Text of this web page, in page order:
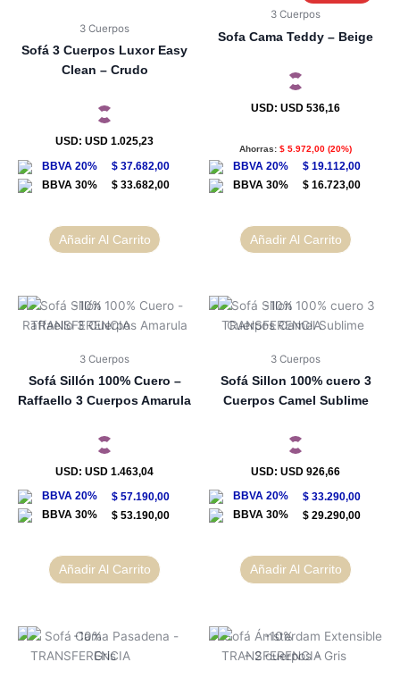
3 Cuerpos
Sofá 3 Cuerpos Luxor Easy
Clean – Crudo
USD: USD 1.025,23
$ 37.682,00
$ 33.682,00
Añadir Al Carrito
3 Cuerpos
Sofa Cama Teddy – Beige
USD: USD 536,16
Ahorras: $ 5.972,00 (20%)
$ 19.112,00
$ 16.723,00
Añadir Al Carrito
3 Cuerpos
Sofá Sillón 100% Cuero –
Raffaello 3 Cuerpos Amarula
USD: USD 1.463,04
$ 57.190,00
$ 53.190,00
Añadir Al Carrito
3 Cuerpos
Sofá Sillon 100% cuero 3
Cuerpos Camel Sublime
USD: USD 926,66
$ 33.290,00
$ 29.290,00
Añadir Al Carrito